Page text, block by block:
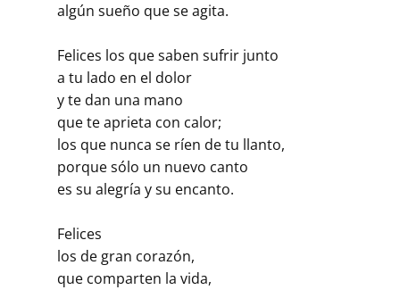
algún sueño que se agita.
Felices los que saben sufrir junto
a tu lado en el dolor
y te dan una mano
que te aprieta con calor;
los que nunca se ríen de tu llanto,
porque sólo un nuevo canto
es su alegría y su encanto.
Felices
los de gran corazón,
que comparten la vida,